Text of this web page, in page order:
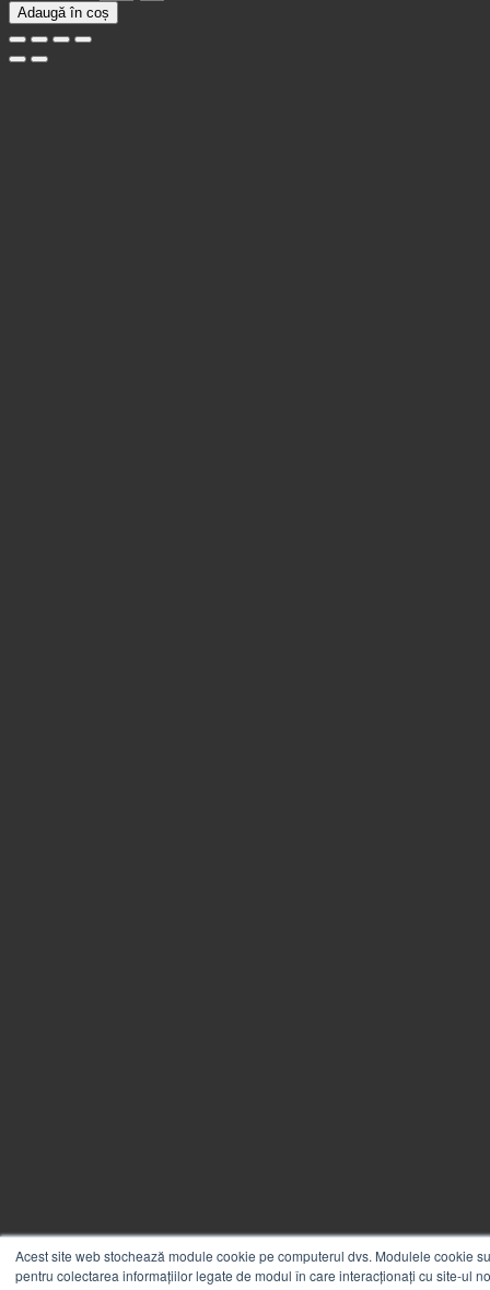
Acest site web stochează module cookie pe computerul dvs. Modulele cookie
pentru colectarea informațiilor legate de modul în care interacționați cu site-ul
Adaugă în coș